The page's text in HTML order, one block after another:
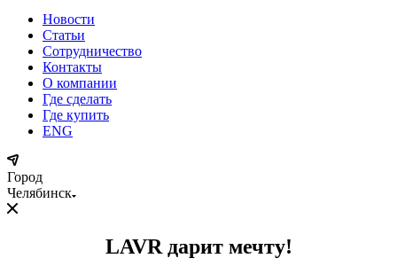
Новости
Статьи
Сотрудничество
Контакты
О компании
Где сделать
Где купить
ENG
Город
Челябинск
LAVR дарит мечту!